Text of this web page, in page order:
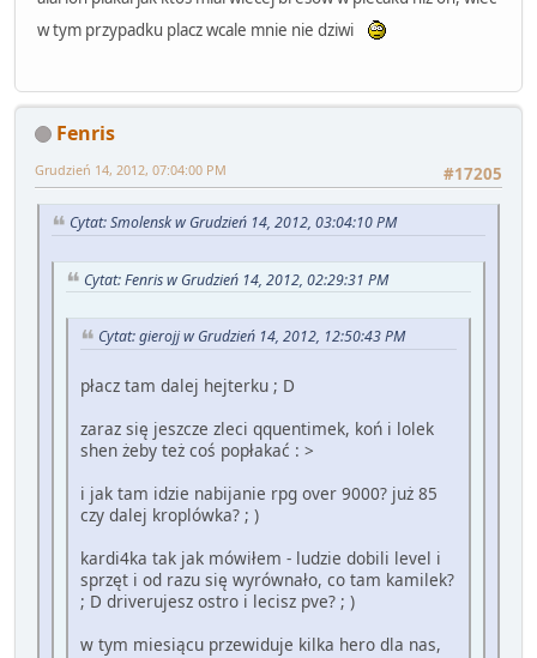
w tym przypadku placz wcale mnie nie dziwi
Fenris
#17205
Grudzień 14, 2012, 07:04:00 PM
Cytat: Smolensk w Grudzień 14, 2012, 03:04:10 PM
Cytat: Fenris w Grudzień 14, 2012, 02:29:31 PM
Cytat: gierojj w Grudzień 14, 2012, 12:50:43 PM
płacz tam dalej hejterku ; D
zaraz się jeszcze zleci qquentimek, koń i lolek
shen żeby też coś popłakać : >
i jak tam idzie nabijanie rpg over 9000? już 85
czy dalej kroplówka? ; )
kardi4ka tak jak mówiłem - ludzie dobili level i
sprzęt i od razu się wyrównało, co tam kamilek?
; D driverujesz ostro i lecisz pve? ; )
w tym miesiącu przewiduje kilka hero dla nas,